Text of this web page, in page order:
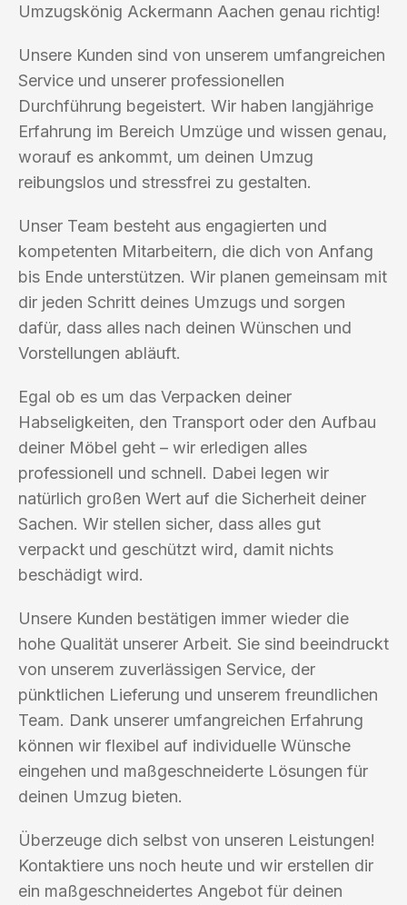
Umzugskönig Ackermann Aachen genau richtig!
Unsere Kunden sind von unserem umfangreichen
Service und unserer professionellen
Durchführung begeistert. Wir haben langjährige
Erfahrung im Bereich Umzüge und wissen genau,
worauf es ankommt, um deinen Umzug
reibungslos und stressfrei zu gestalten.
Unser Team besteht aus engagierten und
kompetenten Mitarbeitern, die dich von Anfang
bis Ende unterstützen. Wir planen gemeinsam mit
dir jeden Schritt deines Umzugs und sorgen
dafür, dass alles nach deinen Wünschen und
Vorstellungen abläuft.
Egal ob es um das Verpacken deiner
Habseligkeiten, den Transport oder den Aufbau
deiner Möbel geht – wir erledigen alles
professionell und schnell. Dabei legen wir
natürlich großen Wert auf die Sicherheit deiner
Sachen. Wir stellen sicher, dass alles gut
verpackt und geschützt wird, damit nichts
beschädigt wird.
Unsere Kunden bestätigen immer wieder die
hohe Qualität unserer Arbeit. Sie sind beeindruckt
von unserem zuverlässigen Service, der
pünktlichen Lieferung und unserem freundlichen
Team. Dank unserer umfangreichen Erfahrung
können wir flexibel auf individuelle Wünsche
eingehen und maßgeschneiderte Lösungen für
deinen Umzug bieten.
Überzeuge dich selbst von unseren Leistungen!
Kontaktiere uns noch heute und wir erstellen dir
ein maßgeschneidertes Angebot für deinen